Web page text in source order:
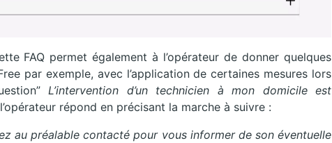
FAQ permet également à l’opérateur de donner quelques
par exemple, avec l’application de certaines mesures lors
L’intervention d’un technicien à mon domicile est
l’opérateur répond en précisant la marche à suivre :
au préalable contacté pour vous informer de son éventuelle